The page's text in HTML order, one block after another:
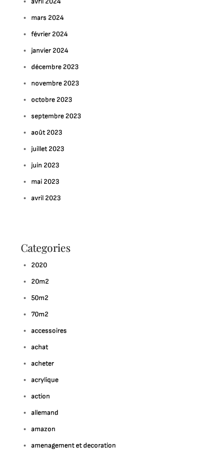
mars 2024
février 2024
janvier 2024
décembre 2023
novembre 2023
octobre 2023
septembre 2023
août 2023
juillet 2023
juin 2023
mai 2023
avril 2023
Categories
2020
20m2
50m2
70m2
accessoires
achat
acheter
acrylique
action
allemand
amazon
amenagement et decoration